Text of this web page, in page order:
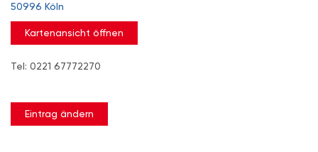
50996 Köln
Kartenansicht öffnen
Tel: 0221 67772270
Eintrag ändern